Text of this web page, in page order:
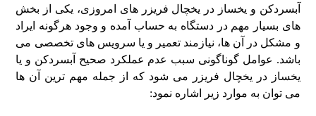
آبسردکن و یخساز در یخچال فریزر های امروزی، یکی از بخش‌
های بسیار مهم در دستگاه به حساب آمده و وجود هرگونه ایراد
و مشکل در آن‌ ها، نیازمند تعمیر و یا سرویس‌ های تخصصی می‌
باشد. عوامل گوناگونی سبب عدم عملکرد صحیح آبسردکن و یا
یخساز در یخچال فریزر می‌ شود که از جمله مهم‌ ترین آن‌ ها
می‌ توان به موارد زیر اشاره نمود: